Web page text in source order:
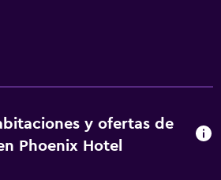
a 6,9 km de Estación Central de
Mercado Nocturno de Liuhe y a 7
de algunas habitaciones con vistas
hervidor. Todas las habitaciones
y ofertas de
Phoenix Hotel